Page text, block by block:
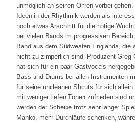
unmöglich an seinen Ohren vorbei
Ideen in der Rhythmik werden als
noch etwas Arschtritt für die nötige
bei vielen Bands im progressiven
Band aus dem Südwesten Englands, die
nicht zu zimperlich sind. Produzent Greg
hat sich für ein paar Gastvocals
Bass und Drums bei allen Instrumenten
für seine uncleanen Shouts für sich
mit weniger tiefen Tönen zufrieden sind
werden der Scheibe trotz sehr langer
Manko, mehr Durchläufe schenken,